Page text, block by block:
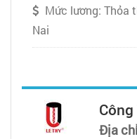
Mức lương: Thỏa
Nai
Địa